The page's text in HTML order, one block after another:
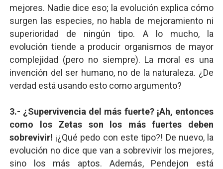
mejores. Nadie dice eso; la evolución explica cómo
surgen las especies, no habla de mejoramiento ni
superioridad de ningún tipo. A lo mucho, la
evolución tiende a producir organismos de mayor
complejidad (pero no siempre). La moral es una
invención del ser humano, no de la naturaleza. ¿De
verdad está usando esto como argumento?
3.- ¿Supervivencia del más fuerte? ¡Ah, entonces
como los Zetas son los más fuertes deben
sobrevivir! ¡¿Qué pedo con este tipo?! De nuevo, la
evolución no dice que van a sobrevivir los mejores,
sino los más aptos. Además, Pendejon está